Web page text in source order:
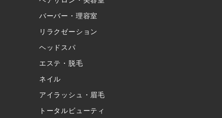
バーバー・理容室
リラクゼーション
ヘッドスパ
エステ・脱毛
ネイル
アイラッシュ・眉毛
トータルビューティ